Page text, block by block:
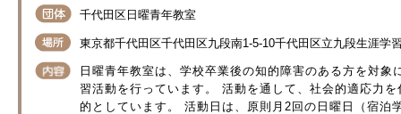
千代田区日曜青年教室
東京都千代田区千代田区九段南1-5-10千代田区立九段生涯学
日曜青年教室は、学校卒業後の知的障害のある方を対
習活動を行っています。 活動を通して、社会的適応力
的としています。 活動日は、原則月2回の日曜日（宿